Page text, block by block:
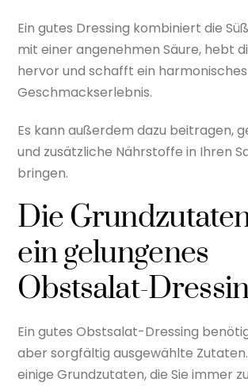
Ein gutes Dressing kombiniert die
mit einer angenehmen Säure, hebt
hervor und schafft ein harmonisches
Geschmackserlebnis.
Es kann außerdem dazu beitragen,
und zusätzliche Nährstoffe in Ihren
bringen.
Die
ein gelungenes
Obstsalat-
Ein gutes Obstsalat-Dressing
aber sorgfältig ausgewählte
einige Grundzutaten, die Sie immer